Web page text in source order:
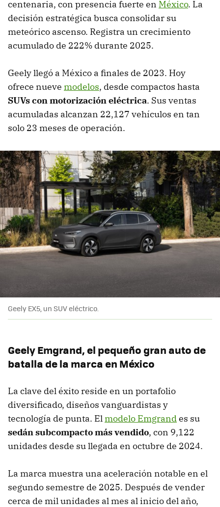
centenaria, con presencia fuerte en México. La
decisión estratégica busca consolidar su
meteórico ascenso. Registra un crecimiento
acumulado de 222% durante 2025.
Geely llegó a México a finales de 2023. Hoy
ofrece nueve modelos, desde compactos hasta
SUVs con motorización eléctrica. Sus ventas
acumuladas alcanzan 22,127 vehículos en tan
solo 23 meses de operación.
Geely EX5, un SUV eléctrico.
Geely Emgrand, el pequeño gran auto de
batalla de la marca en México
La clave del éxito reside en un portafolio
diversificado, diseños vanguardistas y
tecnología de punta. Elmodelo Emgrandes su
sedán subcompacto más vendido, con 9,122
unidades desde su llegada en octubre de 2024.
La marca muestra una aceleración notable en el
segundo semestre de 2025. Después de vender
cerca de mil unidades al mes al inicio del año,